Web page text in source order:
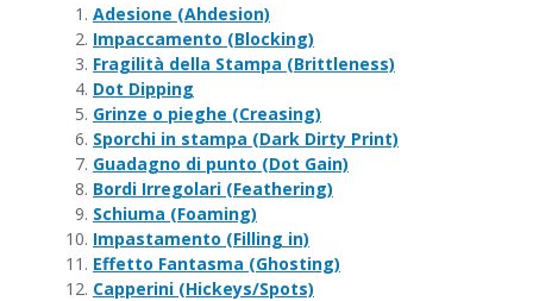
Adesione (Ahdesion)
Impaccamento (Blocking)
Fragilità della Stampa (Brittleness)
Dot Dipping
Grinze o pieghe (Creasing)
Sporchi in stampa (Dark Dirty Print)
Guadagno di punto (Dot Gain)
Bordi Irregolari (Feathering)
Schiuma (Foaming)
Impastamento (Filling in)
Effetto Fantasma (Ghosting)
Capperini (Hickeys/Spots)